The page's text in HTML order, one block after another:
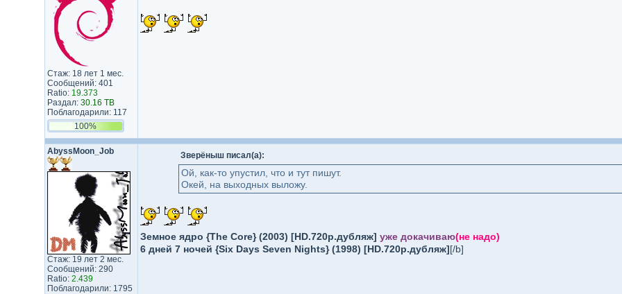
Стаж: 18 лет 1 мес.
Сообщений: 401
Ratio: 19.373
Раздал: 30.16 TB
Поблагодарили: 117
100%
AbyssMoon_Job
Стаж: 19 лет 2 мес.
Сообщений: 290
Ratio: 2.439
Поблагодарили: 1795
Зверёныш писал(а):
Ой, как-то упустил, что и тут пишут.
Окей, на выходных выложу.
Земное ядро {The Core} (2003) [HD.720p.дубляж] уже докачиваю(не надо)
6 дней 7 ночей {Six Days Seven Nights} (1998) [HD.720p.дубляж][/b]